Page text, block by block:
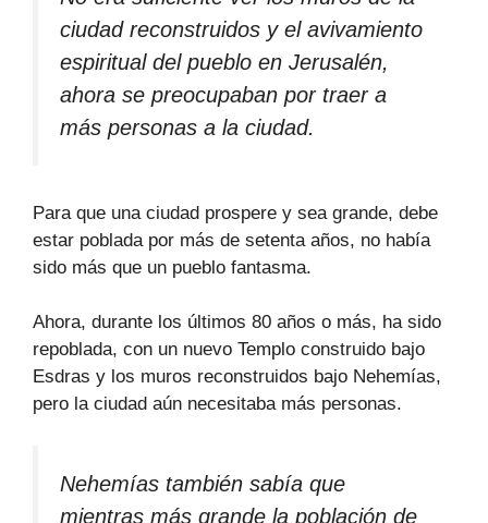
ciudad reconstruidos y el avivamiento
espiritual del pueblo en Jerusalén,
ahora se preocupaban por traer a
más personas a la ciudad.
Para que una ciudad prospere y sea grande, debe
estar poblada por más de setenta años, no había
sido más que un pueblo fantasma.
Ahora, durante los últimos 80 años o más, ha sido
repoblada, con un nuevo Templo construido bajo
Esdras y los muros reconstruidos bajo Nehemías,
pero la ciudad aún necesitaba más personas.
Nehemías también sabía que
mientras más grande la población de